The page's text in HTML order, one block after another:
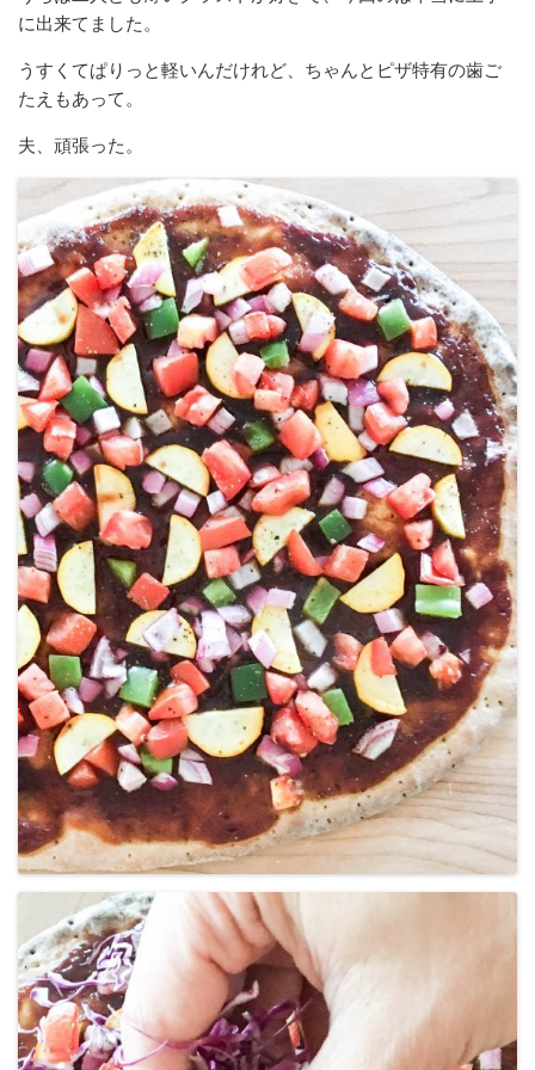
に出来てました。
うすくてぱりっと軽いんだけれど、ちゃんとピザ特有の歯ご
たえもあって。
夫、頑張った。